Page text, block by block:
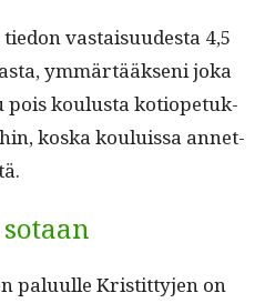
vas­taisu­ud­es­ta 4,5
ymmärtääk­seni joka
pois koulus­ta kotiopetuk­
kos­ka kouluis­sa annet­
palu­ulle Kris­tit­ty­jen on